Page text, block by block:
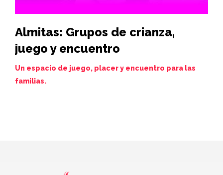
Almitas: Grupos de crianza,
juego y encuentro
Un espacio de juego, placer y encuentro para las
familias.